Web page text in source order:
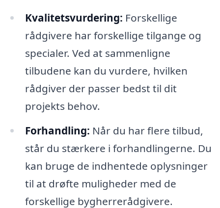
Kvalitetsvurdering: Forskellige
rådgivere har forskellige tilgange og
specialer. Ved at sammenligne
tilbudene kan du vurdere, hvilken
rådgiver der passer bedst til dit
projekts behov.
Forhandling: Når du har flere tilbud,
står du stærkere i forhandlingerne. Du
kan bruge de indhentede oplysninger
til at drøfte muligheder med de
forskellige bygherrerådgivere.